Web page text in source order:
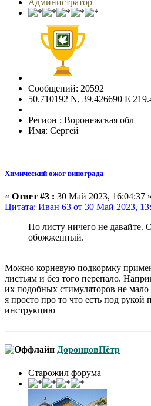
Сообщений: 20592
50.710192 N, 39.426690 E
Регион : Воронежская обл
Имя: Сергей
Химический ожог винограда
« Ответ #3 : 30 Май 2023, 16:04:37 »
Цитата: Иван 63 от 30 Май 2023,
По листу ничего не давайте.
обожженный.
Можно корневую подкормку
листьям и без того перепало.
их подобных стимуляторов не
я просто про то что есть под рукой
инструкцию
ДоронцовПётр
Старожил форума